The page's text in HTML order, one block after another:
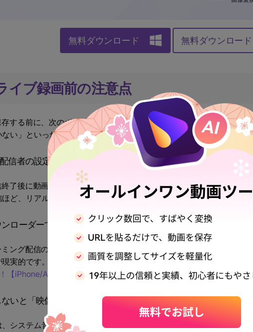
無料ダウンロード 無料ダウンロード
イブ録画前の注意点
する前に、次のポイントは必ず確認しておきましょう。ここを見落
い」といった失敗につながります。
信者の設定次第
了後に動画がアーカイブとして公開されることがあります。ただし
ど、リアルタイム視聴中に録画しておくほうが安心です。
ローダーでは保存しにくい
ング配信のため、通常の動画ダウンロードツールではうまく保存で
実的です。FC2動画全般の保存方法も知りたい方は、♥【保存でき
【iPhone/Android】 >>もあわせてご覧ください。
いと「映像だけ録れた」状態になりやすい
システム音声・マイク音声・両方録音の設定が分かれています。